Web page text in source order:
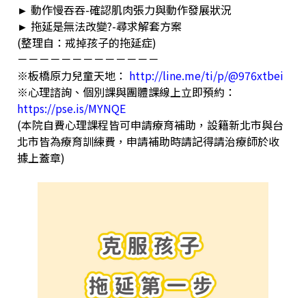
► 動作慢吞吞-確認肌肉張力與動作發展狀況
► 拖延是無法改變?-尋求解套方案
(整理自：戒掉孩子的拖延症)
－－－－－－－－－－－－－
※板橋原力兒童天地： http://line.me/ti/p/@976xtbei
※心理諮詢、個別課與團體課線上立即預約：
https://pse.is/MYNQE
(本院自費心理課程皆可申請療育補助，設籍新北市與台
北市皆為療育訓練費，申請補助時請記得請治療師於收
據上蓋章)